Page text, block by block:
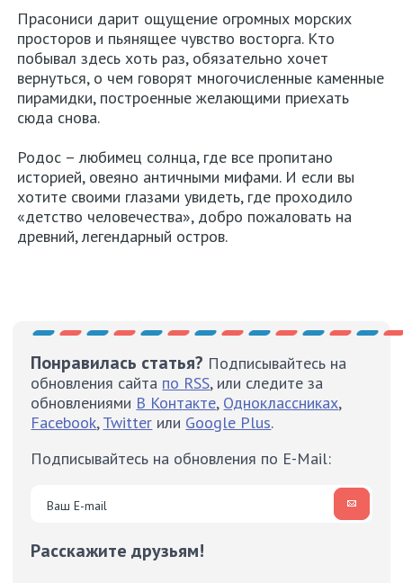
Прасониси дарит ощущение огромных морских
просторов и пьянящее чувство восторга. Кто
побывал здесь хоть раз, обязательно хочет
вернуться, о чем говорят многочисленные каменные
пирамидки, построенные желающими приехать
сюда снова.
Родос – любимец солнца, где все пропитано
историей, овеяно античными мифами. И если вы
хотите своими глазами увидеть, где проходило
«детство человечества», добро пожаловать на
древний, легендарный остров.
Понравилась статья? Подписывайтесь на
обновления сайта по RSS, или следите за
обновлениями В Контакте, Одноклассниках,
Facebook,Twitter или Google Plus.
Подписывайтесь на обновления по E-Mail:
Расскажите друзьям!